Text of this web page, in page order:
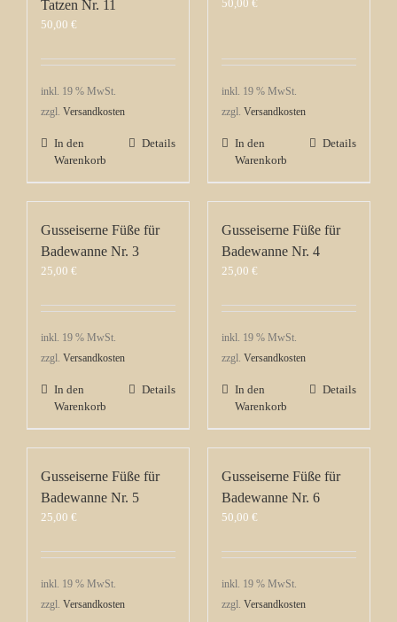
Tatzen Nr. 11
50,00 €
inkl. 19 % MwSt.
zzgl. Versandkosten
In den
Warenkorb
Details
50,00 €
inkl. 19 % MwSt.
zzgl. Versandkosten
In den
Warenkorb
Details
Gusseiserne Füße für
Badewanne Nr. 3
25,00 €
inkl. 19 % MwSt.
zzgl. Versandkosten
In den
Warenkorb
Details
Gusseiserne Füße für
Badewanne Nr. 4
25,00 €
inkl. 19 % MwSt.
zzgl. Versandkosten
In den
Warenkorb
Details
Gusseiserne Füße für
Badewanne Nr. 5
25,00 €
inkl. 19 % MwSt.
zzgl. Versandkosten
Gusseiserne Füße für
Badewanne Nr. 6
50,00 €
inkl. 19 % MwSt.
zzgl. Versandkosten